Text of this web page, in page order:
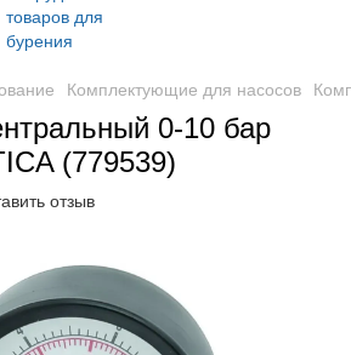
Комплектующие для насосов
0-10 бар
(779539)
отзыв